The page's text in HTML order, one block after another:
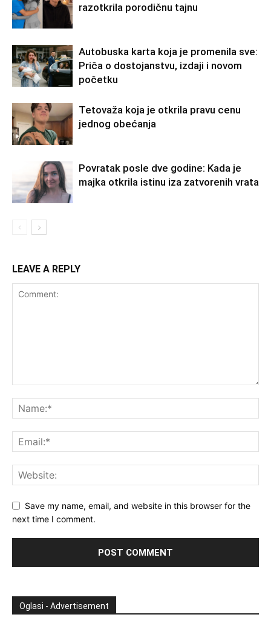
razotkrila porodičnu tajnu
Autobuska karta koja je promenila sve:
Priča o dostojanstvu, izdaji i novom
početku
Tetovaža koja je otkrila pravu cenu
jednog obećanja
Povratak posle dve godine: Kada je
majka otkrila istinu iza zatvorenih vrata
LEAVE A REPLY
Save my name, email, and website in this browser for the
next time I comment.
Oglasi - Advertisement